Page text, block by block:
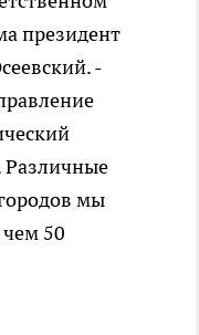
президент
-
Различные
мы
50